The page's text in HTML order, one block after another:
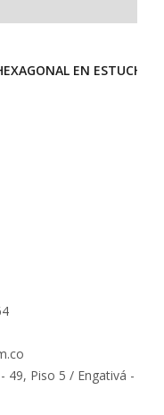
EN ESTUCHE
49, Piso 5 / Engativá -